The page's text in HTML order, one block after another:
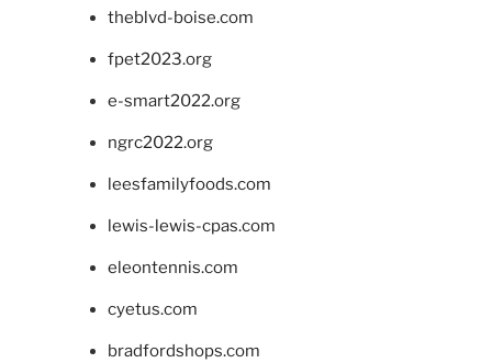
theblvd-boise.com
fpet2023.org
e-smart2022.org
ngrc2022.org
leesfamilyfoods.com
lewis-lewis-cpas.com
eleontennis.com
cyetus.com
bradfordshops.com